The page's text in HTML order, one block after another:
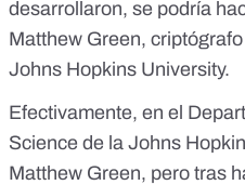
desarrollaron, se podría
Matthew Green,
Johns Hopkins University.
Efectivamente, en el
Science de la Johns
Matthew Green, pero tras